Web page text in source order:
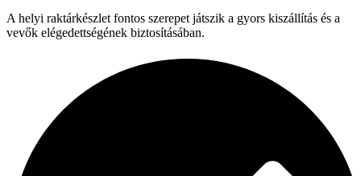
A helyi raktárkészlet fontos szerepet játszik a gyors kiszállítás és a
vevők elégedettségének biztosításában.